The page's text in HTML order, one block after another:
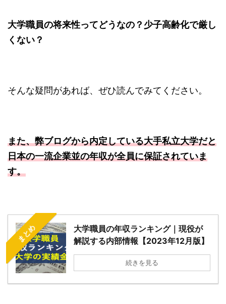
大学職員の将来性ってどうなの？少子高齢化で厳し
くない？
そんな疑問があれば、ぜひ読んでみてください。
また、弊ブログから内定している大手私立大学だと
日本の一流企業並の年収が全員に保証されていま
す。
まとめ
大学職員の年収ランキング｜現役が
解説する内部情報【2023年12月版】
続きを見る